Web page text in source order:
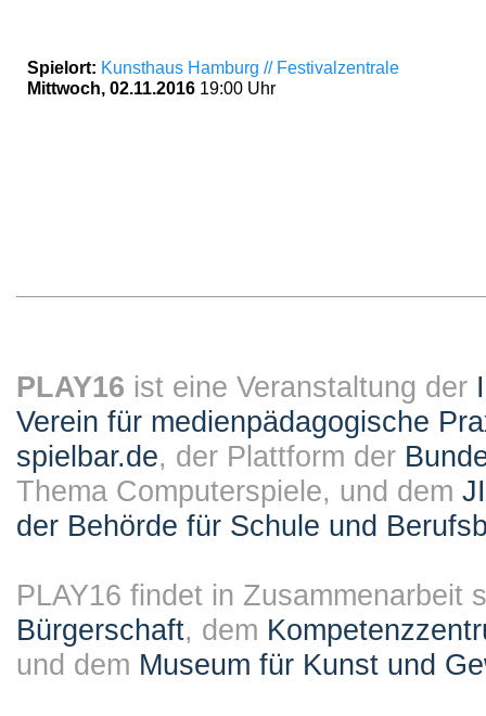
Spielort: Kunsthaus Hamburg // Festivalzentrale
Mittwoch, 02.11.2016 19:00 Uhr
PLAY16 ist eine Veranstaltung der
Verein für medienpädagogische
spielbar.de, der Plattform der
Thema Computerspiele, und dem
der Behörde für Schule und
PLAY16 findet in Zusammenarbeit
Bürgerschaft, dem
und dem Museum für Kunst und